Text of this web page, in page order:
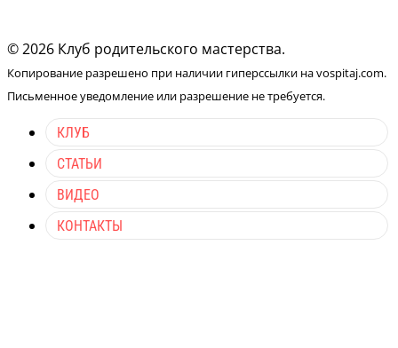
© 2026 Клуб родительского мастерства.
Копирование разрешено при наличии гиперссылки на vospitaj.com.
Письменное уведомление или разрешение не требуется.
КЛУБ
СТАТЬИ
ВИДЕО
КОНТАКТЫ